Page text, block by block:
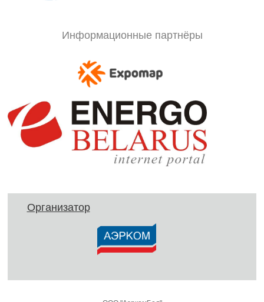
Информационные партнёры
Организатор